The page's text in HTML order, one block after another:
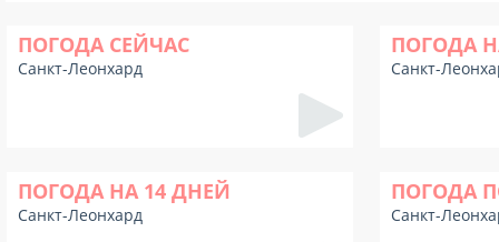
ПОГОДА СЕЙЧАС
Санкт-Леонхард
ПОГОДА
Санкт-
ПОГОДА НА 14 ДНЕЙ
Санкт-Леонхард
ПОГОДА
Санкт-